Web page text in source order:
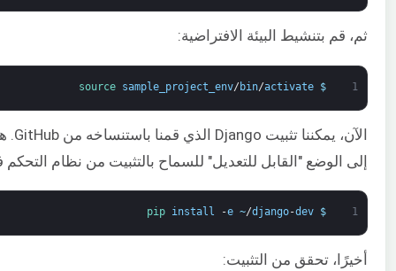
ثم، قم بتنشيط البيئة الافتراضية:
1
$
source sample_project_env/ bin/activate
الآن، يمكننا تثبيت Django الذي قمنا باستنساخه من GitHub. هنا، تشير العلامة
إلى الوضع "القابل للتعديل" للسماح بالتثبيت من نظام
1
$
pip install -e ~/django-dev
أخيرًا، تحقق من التثبيت: